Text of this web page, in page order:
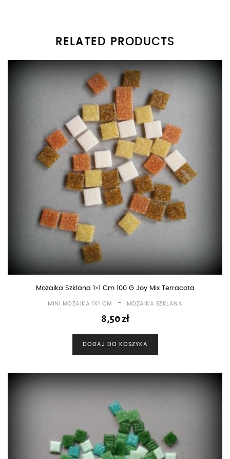
RELATED PRODUCTS
Mozaika Szklana 1×1 Cm 100 G Joy Mix Terracota
MINI MOZAIKA 1X1 CM - MOZAIKA SZKLANA
8,50zł
DODAJ DO KOSZYKA